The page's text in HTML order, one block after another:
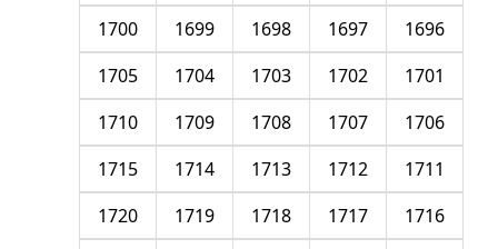
1696
1697
1698
1699
1700
1701
1702
1703
1704
1705
1706
1707
1708
1709
1710
1711
1712
1713
1714
1715
1716
1717
1718
1719
1720